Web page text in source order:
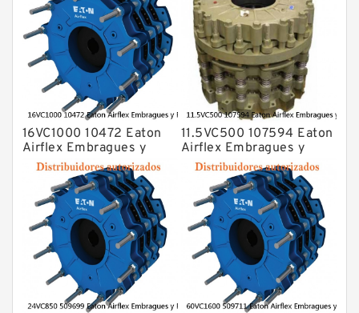
16VC1000 10472 Eaton
Airflex Embragues y
Frenos
11.5VC500 107594 Eaton
Airflex Embragues y
Frenos